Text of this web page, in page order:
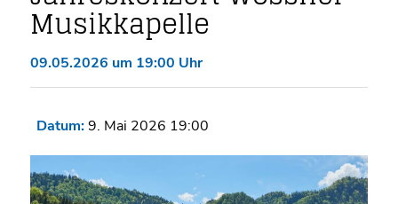
Musikkapelle
09.05.2026 um 19:00 Uhr
Datum: 9. Mai 2026 19:00